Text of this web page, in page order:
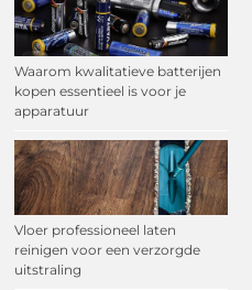
Waarom kwalitatieve batterijen
kopen essentieel is voor je
apparatuur
Vloer professioneel laten
reinigen voor een verzorgde
uitstraling